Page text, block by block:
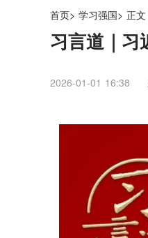
首页> 学习强国> 正文
习言道｜习
2026-01-01 16:38